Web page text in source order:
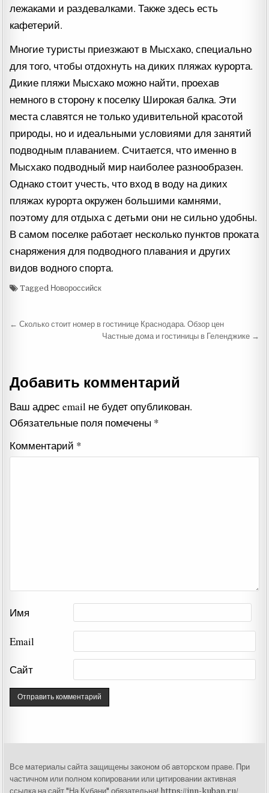
лежаками и раздевалками. Также здесь есть
кафетерий.
Многие туристы приезжают в Мысхако, специально
для того, чтобы отдохнуть на диких пляжах курорта.
Дикие пляжи Мысхако можно найти, проехав
немного в сторону к поселку Широкая балка. Эти
места славятся не только удивительной красотой
природы, но и идеальными условиями для занятий
подводным плаванием. Считается, что именно в
Мысхако подводный мир наиболее разнообразен.
Однако стоит учесть, что вход в воду на диких
пляжах курорта окружен большими камнями,
поэтому для отдыха с детьми они не сильно удобны.
В самом поселке работает несколько пунктов проката
снаряжения для подводного плавания и других
видов водного спорта.
Tagged Новороссийск
Навигация
← Сколько стоит номер в гостинице Краснодара. Обзор цен
Частные дома и гостиницы в Геленджике →
Добавить комментарий
Ваш адрес email не будет опубликован.
Обязательные поля помечены *
Комментарий *
Имя
Email
Сайт
Все материалы сайта защищены законом об авторском праве. При
частичном или полном копировании или цитировании активная
ссылка на сайт "На Кубани" обязательна!https://inn-kuban.ru/